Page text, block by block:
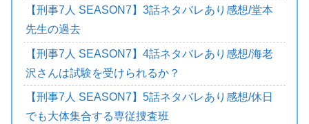
【刑事7人 SEASON7】3話ネタバレあり感想/堂本
先生の過去
【刑事7人 SEASON7】4話ネタバレあり感想/海老
沢さんは試験を受けられるか？
【刑事7人 SEASON7】5話ネタバレあり感想/休日
でも大体集合する専従捜査班